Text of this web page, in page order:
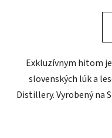
Exkluzívnym hitom
slovenských lúk a
Distillery. Vyrobený na